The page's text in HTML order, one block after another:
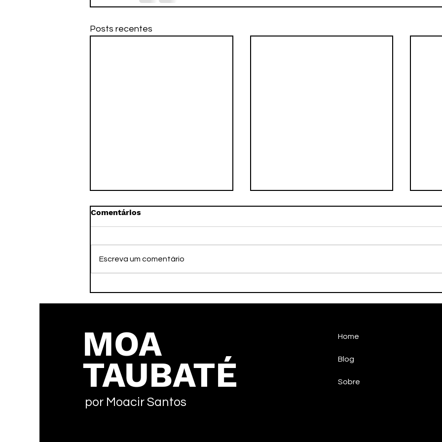
Posts recentes
Jogos da Juventude,
Comentários
Escreva um comentário
MOA
TAUBATÉ
por Moacir Santos
Home
Blog
Sobre